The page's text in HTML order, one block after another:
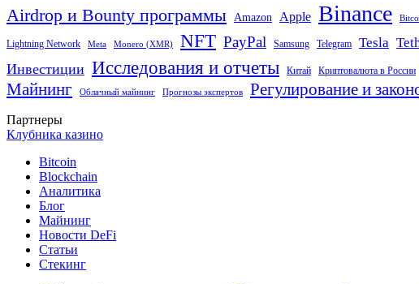
Airdrop и Bounty программы Amazon Apple Binance
Lightning Network Meta Monero (XMR) NFT PayPal Samsung Telegram Tesla
Инвестиции Исследования и отчеты Китай Криптовалюта в России
Майнинг Облачный майнинг Прогнозы экспертов Регулирование и
Партнеры
Клубника казино
Bitcoin
Blockchain
Аналитика
Блог
Майнинг
Новости DeFi
Статьи
Стекинг